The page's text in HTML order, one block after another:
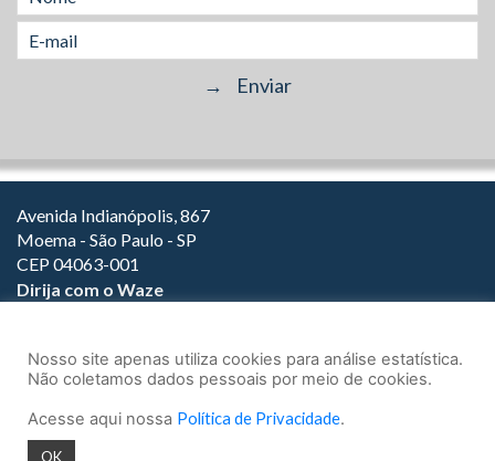
Avenida Indianópolis, 867
Moema - São Paulo - SP
CEP 04063-001
Dirija com o Waze
(11) 3147-1800
© 2026.
Nosso site apenas utiliza cookies para análise estatística.
Não coletamos dados pessoais por meio de cookies.
Acesse aqui nossa Política de Privacidade.
OK